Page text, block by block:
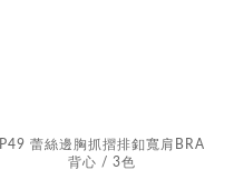
P49 蕾絲邊胸抓摺排釦寬肩BRA
背心 / 3色